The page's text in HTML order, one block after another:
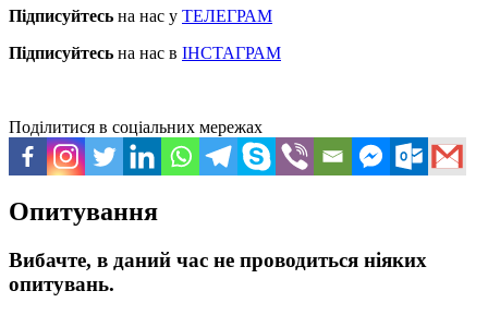
Підписуйтесь на нас у ТЕЛЕГРАМ
Підписуйтесь на нас в ІНСТАГРАМ
Поділитися в соціальних мережах
Опитування
Вибачте, в даний час не проводиться ніяких
опитувань.